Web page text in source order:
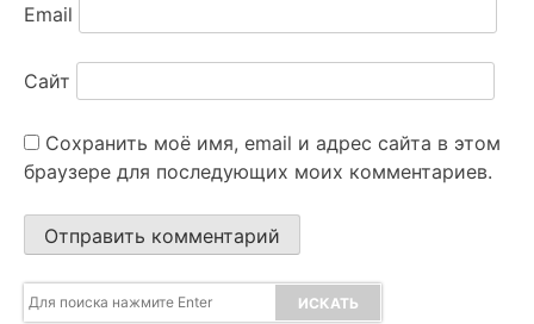
Email
Сайт
Сохранить моё имя, email и адрес сайта в этом
браузере для последующих моих комментариев.